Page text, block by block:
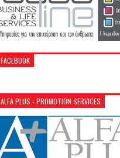
FACEBOOK
ALFA PLUS - PROMOTION SERVICES